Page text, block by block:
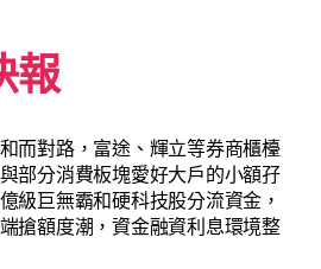
報
而對路，富途、輝立等券商櫃檯
部分消費板塊愛好大戶的小額孖
級巨無霸和硬科技股分流資金，
搶額度潮，資金融資利息環境整